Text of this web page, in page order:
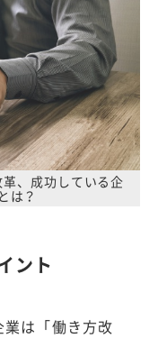
、成功している企
は？
ント
は「働き方改